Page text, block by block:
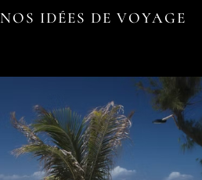
NOS IDÉES DE VOYAGE